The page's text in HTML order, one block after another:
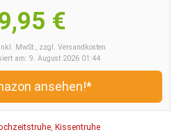
€
MwSt., zzgl. Versandkosten
am: 9. August 2026 01:44
ansehen!*
, Kissentruhe